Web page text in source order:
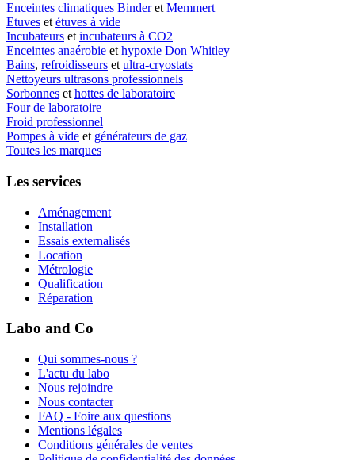
Enceintes climatiques Binderet Memmert
Etuves et étuves à vide
Incubateurs et incubateurs à CO2
Enceintes anaérobie et hypoxie Don Whitley
Bains, refroidisseurs et ultra-cryostats
Nettoyeurs ultrasons professionnels
Sorbonnes et hottes de laboratoire
Four de laboratoire
Froid professionnel
Pompes à vide et générateurs de gaz
Toutes les marques
Les services
Aménagement
Installation
Essais externalisés
Location
Métrologie
Qualification
Réparation
Labo and Co
Qui sommes-nous ?
L'actu du labo
Nous rejoindre
Nous contacter
FAQ - Foire aux questions
Mentions légales
Conditions générales de ventes